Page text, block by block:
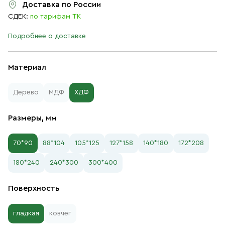
Материал
Дерево МДФ ХДФ
Размеры, мм
70*90 88*104 105*125 127*158 140*180 172*208
180*240 240*300 300*400
Поверхность
гладкая ковчег
Доставка по России
СДЕК: по тарифам ТК
Подробнее о доставке